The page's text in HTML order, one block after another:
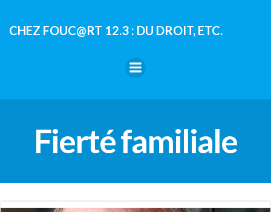
contenu
CHEZ FOUC@RT 12.3 : DU DROIT, ETC.
Fierté familiale